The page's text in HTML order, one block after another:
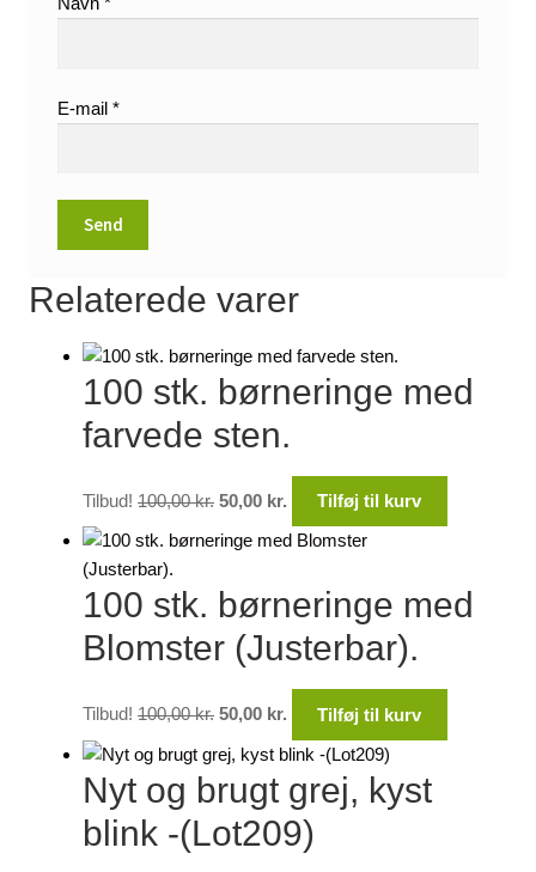
E-mail*
Relaterede varer
100 stk. børneringe med
farvede sten.
Tilbud! 100,00kr.
pris
100,00 kr..
50,00 kr.
pris
50,00 kr..
Tilføj til kurv
100 stk. børneringe med
Blomster (Justerbar).
Tilbud! 100,00kr.
Den
pris
var:
100,00 kr..
50,00 kr.
pris
er:
50,00 kr..
Tilføj til kurv
Nyt og brugt grej, kyst
blink -(Lot209)